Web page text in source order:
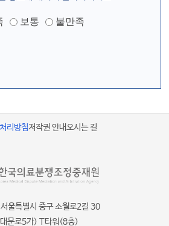
보통
불만족
리방침저작권 안내오시는 길
울특별시 중구 소월로2길 30
문로5가) T타워(8층)